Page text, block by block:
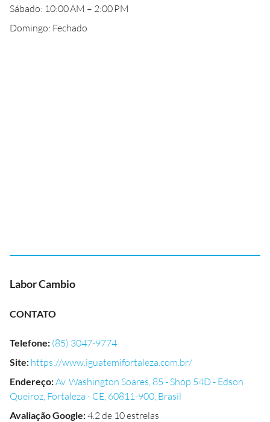
Sábado: 10:00 AM – 2:00 PM
Domingo: Fechado
Labor Cambio
CONTATO
Telefone: (85) 3047-9774
Site: https://www.iguatemifortaleza.com.br/
Endereço:Av. Washington Soares, 85 - Shop 54D - Edson
Queiroz, Fortaleza - CE, 60811-900, Brasil
Avaliação Google:4.2 de 10 estrelas